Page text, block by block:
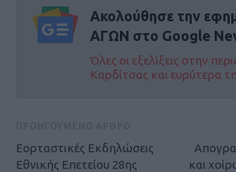
Ακολούθησε την
ΑΓΩΝ στο Google
Όλες οι εξελίξεις στην
Καρδίτσας και ευρύτερα
Εορταστικές Εκδηλώσεις
Εθνικής Επετείου 28ης
και